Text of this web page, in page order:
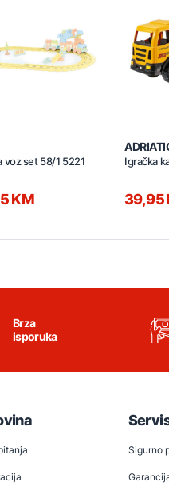
voz set 58/1 5221
KM
Igračka
39,95
Brza
isporuka
Sigurno